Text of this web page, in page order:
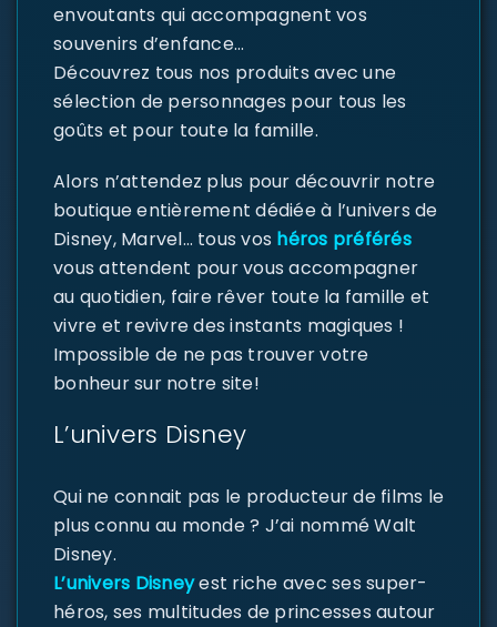
envoutants qui accompagnent vos
souvenirs d’enfance…
Découvrez tous nos produits avec une
sélection de personnages pour tous les
goûts et pour toute la famille.
Alors n’attendez plus pour découvrir notre
boutique entièrement dédiée à l’univers de
Disney, Marvel… tous vos héros préférés
vous attendent pour vous accompagner
au quotidien, faire rêver toute la famille et
vivre et revivre des instants magiques !
Impossible de ne pas trouver votre
bonheur sur notre site!
L’univers Disney
Qui ne connait pas le producteur de films le
plus connu au monde ? J’ai nommé Walt
Disney.
L’univers Disneyest riche avec ses super-
héros, ses multitudes de princesses autour